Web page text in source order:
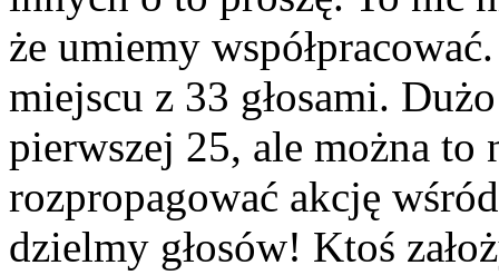
że umiemy
miejscu z 33 głosami.
pierwszej 25, ale można to
rozpropagować akcję
dzielmy głosów! Ktoś